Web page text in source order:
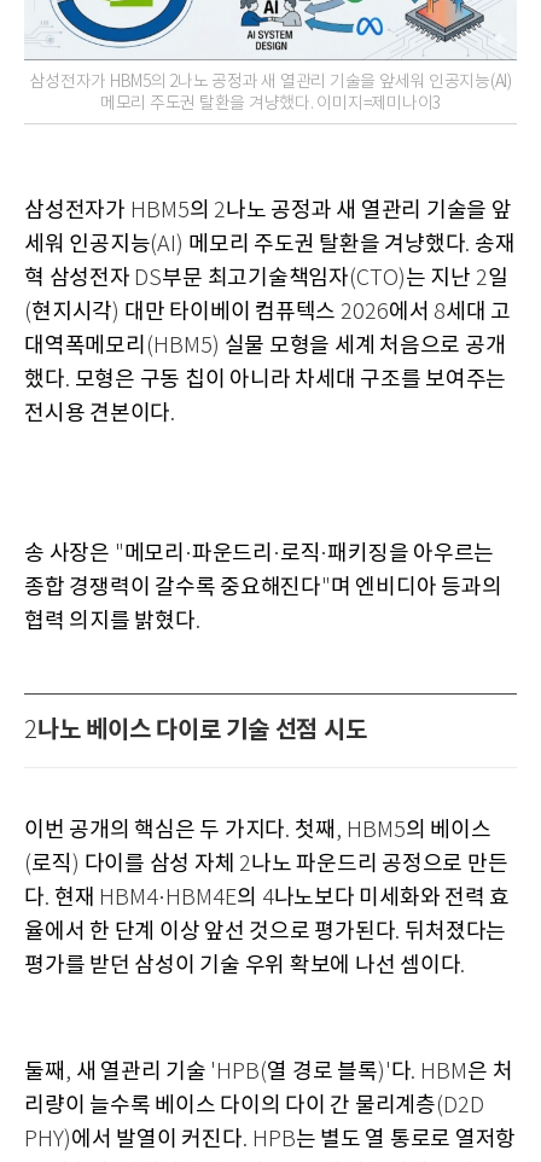
삼성전자가 HBM5의 2나노 공정과 새 열관리 기술을 앞세워 인공지능(AI)
메모리 주도권 탈환을 겨냥했다. 이미지=제미나이3
삼성전자가 HBM5의 2나노 공정과 새 열관리 기술을 앞
세워 인공지능(AI) 메모리 주도권 탈환을 겨냥했다. 송재
혁 삼성전자 DS부문 최고기술책임자(CTO)는 지난 2일
(현지시각) 대만 타이베이 컴퓨텍스 2026에서 8세대 고
대역폭메모리 (HBM5) 실물 모형을 세계 처음으로 공개
했다. 모형은 구동 칩이 아니라 차세대 구조를 보여주는
전시용 견본이다.
송 사장은 "메모리 ·파운드리 ·로직 ·패키징을 아우르는
종합 경쟁력이 갈수록 중요해진다"며 엔비디아 등과의
협력 의지를 밝혔다.
2나노 베이스 다이로 기술 선점 시도
이번 공개의 핵심은 두 가지다. 첫째 , HBM5의 베이스
(로직 ) 다이를 삼성 자체 2나노 파운드리 공정으로 만든
다. 현재 HBM4·HBM4E의 4나노보다 미세화와 전력 효
율에서 한 단계 이상 앞선 것으로 평가된다. 뒤처졌다는
평가를 받던 삼성이 기술 우위 확보에 나선 셈이다.
둘째 , 새 열관리 기술 'HPB(열 경로 블록)'다. HBM 은 처
리량이 늘수록 베이스 다이의 다이 간 물리계층(D2D
PHY)에서 발열이 커진다. HPB는 별도 열 통로로 열저항